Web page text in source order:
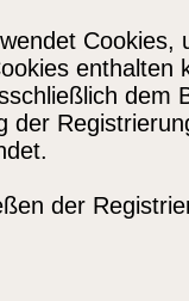
enthalten
dem
der
der